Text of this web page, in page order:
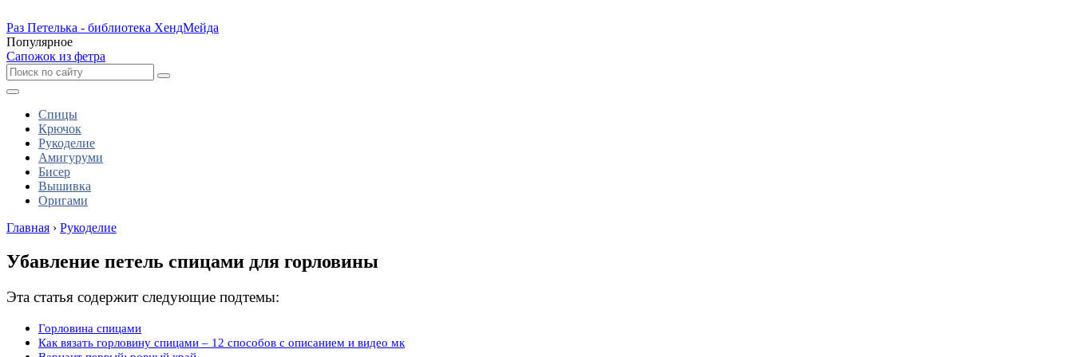
Раз Петелька - библиотека ХендМейда
Популярное
Сапожок из фетра
Спицы
Крючок
Рукоделие
Амигуруми
Бисер
Вышивка
Оригами
Главная › Рукоделие
Убавление петель спицами для горловины
Эта статья содержит следующие подтемы:
Горловина спицами
Как вязать горловину спицами – 12 способов с описанием и видео мк